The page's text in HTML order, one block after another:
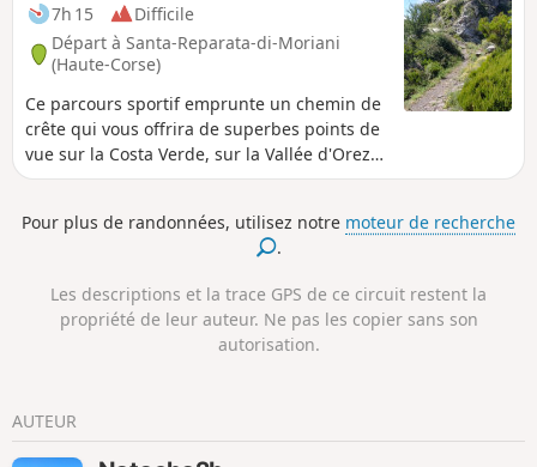
7h 15
Difficile
Départ à Santa-Reparata-di-Moriani
(Haute-Corse)
Ce parcours sportif emprunte un chemin de
crête qui vous offrira de superbes points de
vue sur la Costa Verde, sur la Vallée d'Orezza
et sur la Castagniccia. En chemin, vous
ruisseaux. La petite route étroite montant au
parking de départ vaut déjà le détour.
Pour plus de randonnées, utilisez notre moteur de recherche
.
Les descriptions et la trace GPS de ce circuit restent la
propriété de leur auteur. Ne pas les copier sans son
autorisation.
AUTEUR